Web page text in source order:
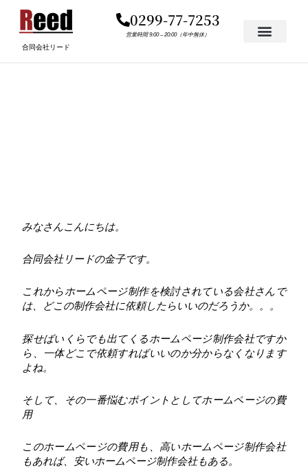
キ
合同会社リード
0299-77-7253
営業時間 9:00 – 20:00（年中無休）
みなさんこんにちは。
合同会社リードの金子です。
これからホームページ制作を検討されている会社さんで
は、どこの制作会社に依頼したらいいのだろうか。。。
探せばいくらでも出てくるホームページ制作会社ですか
ら、一体どこで依頼すればいいのか分からなくなります
よね。
そして、その一番悩むポイントとしてホームページの費
用
このホームページの費用も、高いホームページ制作会社
もあれば、安いホームページ制作会社もある。